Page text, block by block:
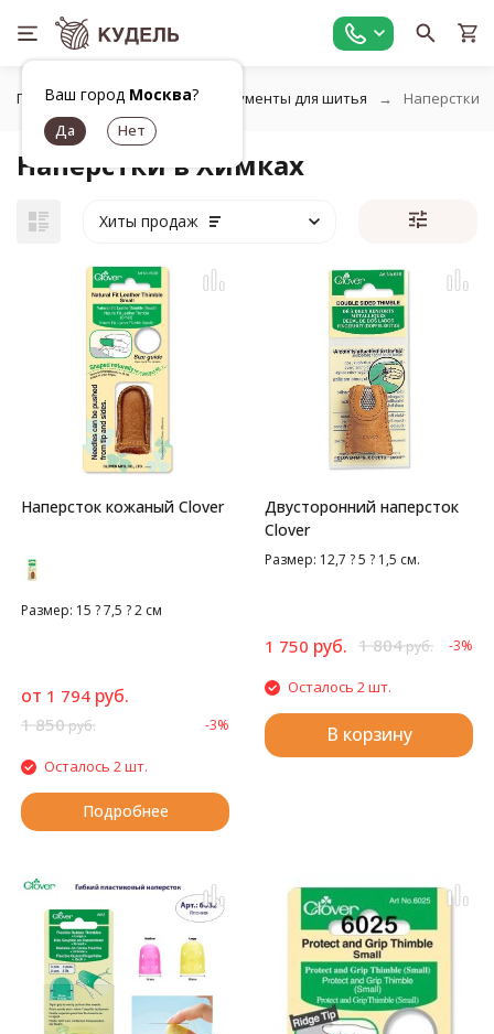
Ваш город Москва?
Главная Шитье Инструменты для шитья Наперстки
Наперстки в Химках
Хиты продаж
Наперсток кожаный Clover
Размер: 15 ? 7,5 ? 2 см
от 1 794 руб.
1 850руб. -3%
Осталось 2 шт.
Подробнее
Двусторонний наперсток
Clover
Размер: 12,7 ? 5 ? 1,5 см.
1 750 руб. 1 804руб. -3%
Осталось 2 шт.
В корзину